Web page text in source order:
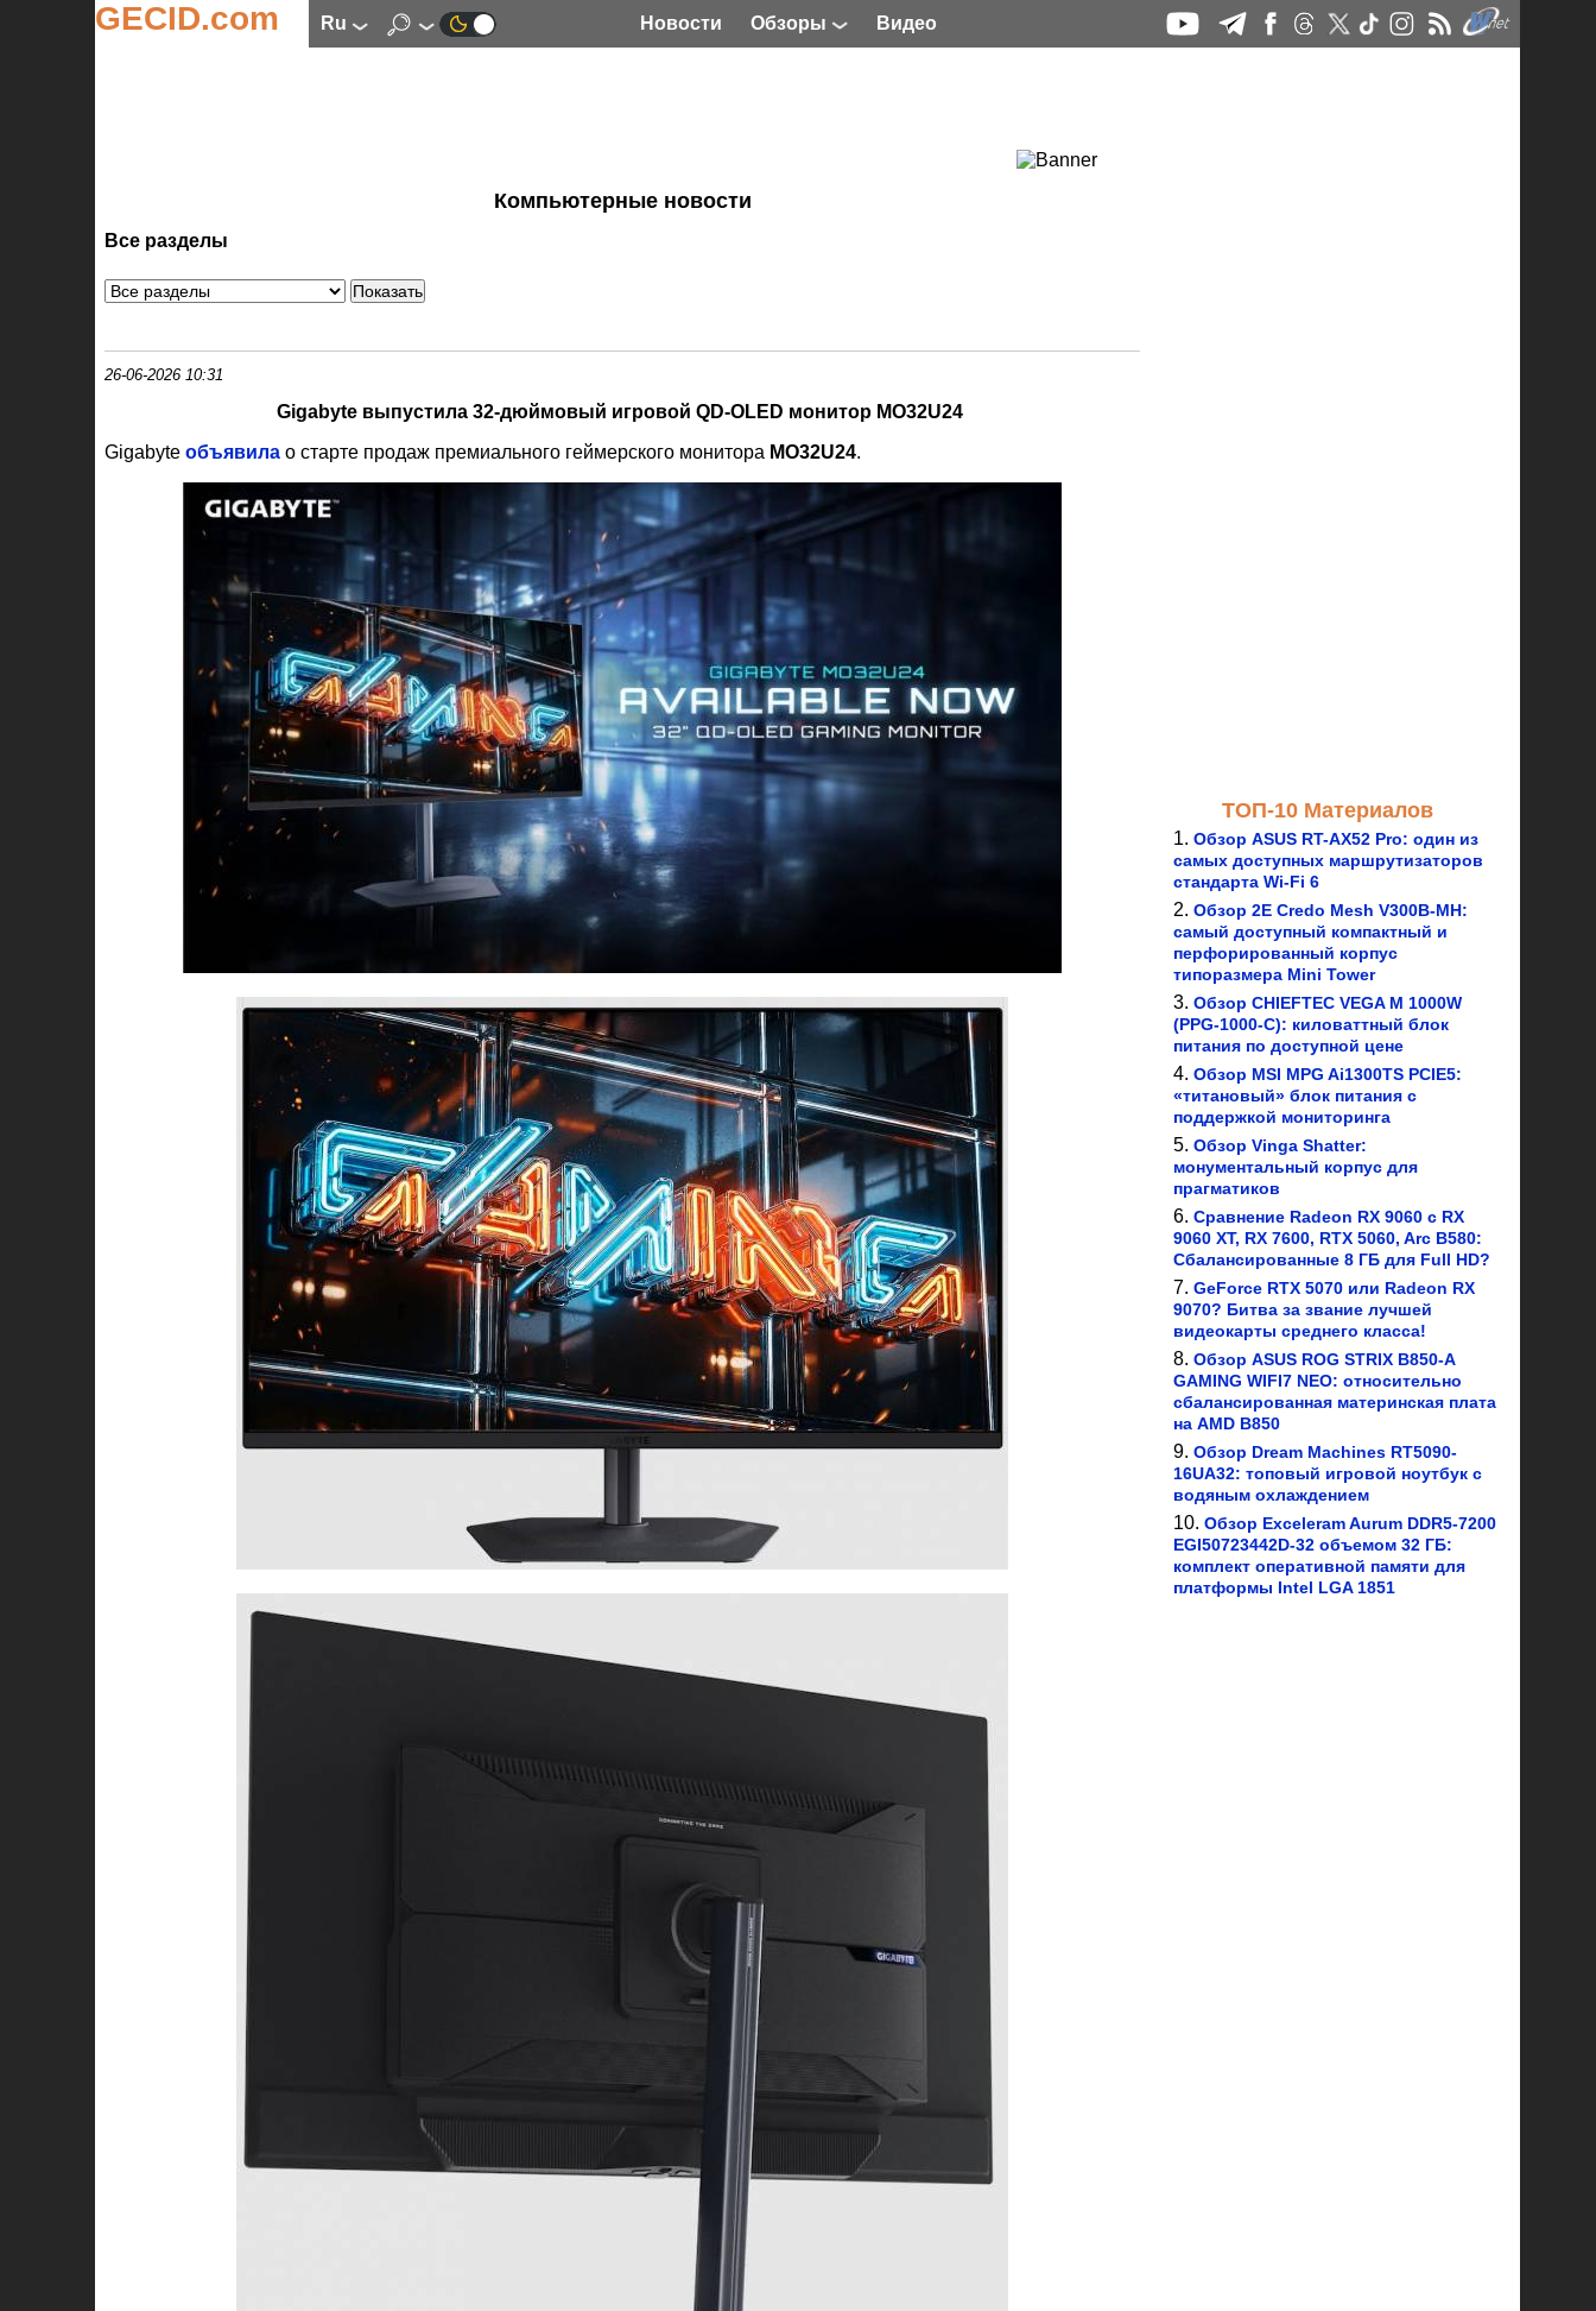
GECID.com ru Новости Обзоры Видео
Компьютерные новости
Все разделы
26-06-2026 10:31
Gigabyte выпустила 32-дюймовый игровой QD-OLED монитор MO32U24
Gigabyte объявила о старте продаж премиального геймерского монитора MO32U24.
ТОП-10 Материалов
Обзор ASUS RT-AX52 Pro: один из
самых доступных маршрутизаторов
стандарта Wi-Fi 6
Обзор 2E Credo Mesh V300B-MH:
самый доступный компактный и
перфорированный корпус
типоразмера Mini Tower
Обзор CHIEFTEC VEGA M 1000W
(PPG-1000-C): киловаттный блок
питания по доступной цене
Обзор MSI MPG Ai1300TS PCIE5:
«титановый» блок питания с
поддержкой мониторинга
Обзор Vinga Shatter:
монументальный корпус для
прагматиков
Сравнение Radeon RX 9060 с RX
9060 XT, RX 7600, RTX 5060, Arc B580:
Сбалансированные 8 ГБ для Full HD?
GeForce RTX 5070 или Radeon RX
9070? Битва за звание лучшей
видеокарты среднего класса!
Обзор ASUS ROG STRIX B850-A
GAMING WIFI7 NEO: относительно
сбалансированная материнская плата
на AMD B850
Обзор Dream Machines RT5090-
16UA32: топовый игровой ноутбук с
водяным охлаждением
Обзор Exceleram Aurum DDR5-7200
EGI50723442D-32 объемом 32 ГБ:
комплект оперативной памяти для
платформы Intel LGA 1851